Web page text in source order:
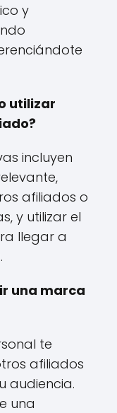
y
utilizar
incluyen
afiliados o
y utilizar el
llegar a
una marca
te
afiliados
audiencia.
una